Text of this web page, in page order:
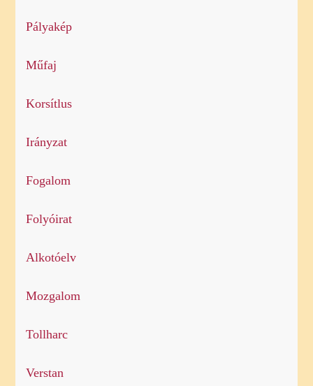
Pályakép
Műfaj
Korsítlus
Irányzat
Fogalom
Folyóirat
Alkotóelv
Mozgalom
Tollharc
Verstan